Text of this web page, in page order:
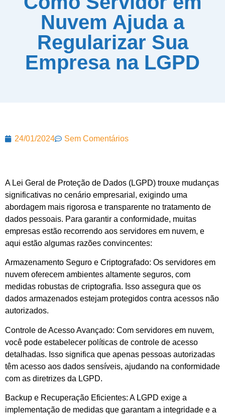
Nuvem Ajuda a
Regularizar Sua
Empresa na LGPD
24/01/2024 Sem Comentários
A Lei Geral de Proteção de Dados (LGPD) trouxe mudanças
significativas no cenário empresarial, exigindo uma
abordagem mais rigorosa e transparente no tratamento de
dados pessoais. Para garantir a conformidade, muitas
empresas estão recorrendo aos servidores em nuvem, e
aqui estão algumas razões convincentes:
Armazenamento Seguro e Criptografado: Os servidores em
nuvem oferecem ambientes altamente seguros, com
medidas robustas de criptografia. Isso assegura que os
dados armazenados estejam protegidos contra acessos não
autorizados.
Controle de Acesso Avançado: Com servidores em nuvem,
você pode estabelecer políticas de controle de acesso
detalhadas. Isso significa que apenas pessoas autorizadas
têm acesso aos dados sensíveis, ajudando na conformidade
com as diretrizes da LGPD.
Backup e Recuperação Eficientes: A LGPD exige a
implementação de medidas que garantam a integridade e a